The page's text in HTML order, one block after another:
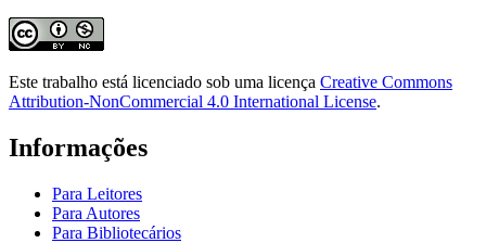
Este trabalho está licenciado sob uma licença Creative Commons
Attribution-NonCommercial 4.0 International License.
Informações
Para Leitores
Para Autores
Para Bibliotecários